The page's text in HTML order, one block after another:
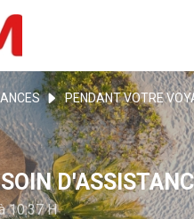
PENDANT VOTRE
10:37 H